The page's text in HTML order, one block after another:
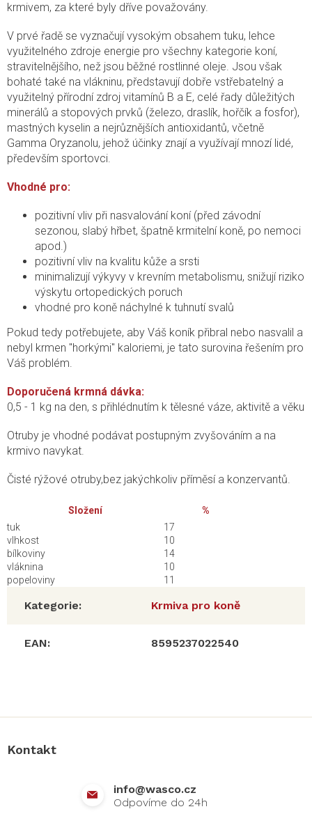
krmivem, za které byly dříve považovány.
V prvé řadě se vyznačují vysokým obsahem tuku, lehce
využitelného zdroje energie pro všechny kategorie koní,
stravitelnějšího, než jsou běžné rostlinné oleje. Jsou však
bohaté také na vlákninu, představují dobře vstřebatelný a
využitelný přírodní zdroj vitamínů B a E, celé řady důležitých
minerálů a stopových prvků (železo, draslík, hořčík a fosfor),
mastných kyselin a nejrůznějších antioxidantů, včetně
Gamma Oryzanolu, jehož účinky znají a využívají mnozí lidé,
především sportovci.
Vhodné pro:
pozitivní vliv při nasvalování koní (před závodní
sezonou, slabý hřbet, špatně krmitelní koně, po nemoci
apod.)
pozitivní vliv na kvalitu kůže a srsti
minimalizují výkyvy v krevním metabolismu, snižují riziko
výskytu ortopedických poruch
vhodné pro koně náchylné k tuhnutí svalů
Pokud tedy potřebujete, aby Váš koník přibral nebo nasvalil a
nebyl krmen "horkými" kaloriemi, je tato surovina řešením pro
Váš problém.
Doporučená krmná dávka:
0,5 - 1 kg na den, s přihlédnutím k tělesné váze, aktivitě a věku
Otruby je vhodné podávat postupným zvyšováním a na
krmivo navykat.
Čisté rýžové otruby,bez jakýchkoliv příměsí a konzervantů.
Složení
%
tuk
17
vlhkost
10
bílkoviny
14
vláknina
10
popeloviny
11
Kategorie: Krmiva pro koně
EAN: 8595237022540
Kontakt
info@wasco.cz